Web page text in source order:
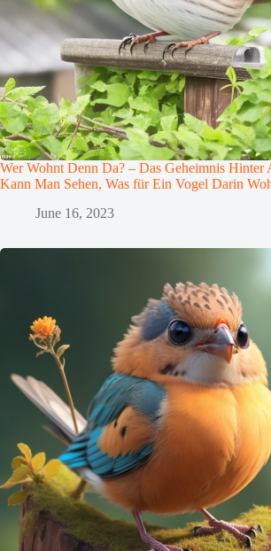
Wer Wohnt Denn Da? – Das Geheimnis Hinter
Kann Man Sehen, Was für Ein Vogel Darin
June 16, 2023